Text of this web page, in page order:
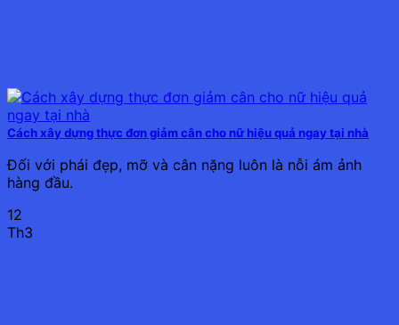
Cách xây dựng thực đơn giảm cân cho nữ hiệu quả ngay tại nhà
Đối với phái đẹp, mỡ và cân nặng luôn là nỗi ám ảnh
hàng đầu.
12
Th3